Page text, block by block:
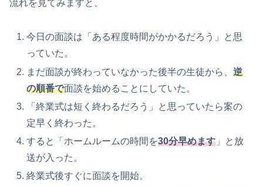
流れを見てみますと、
今日の面談は「ある程度時間がかかるだろう」と思
っていた。
まだ面談が終わっていなかった後半の生徒から、逆
の順番で面談を始めることにしていた。
「終業式は短く終わるだろう」と思っていたら案の
定早く終わった。
すると「ホームルームの時間を30分早めます 」と放
送が入った。
終業式後すぐに面談を開始。